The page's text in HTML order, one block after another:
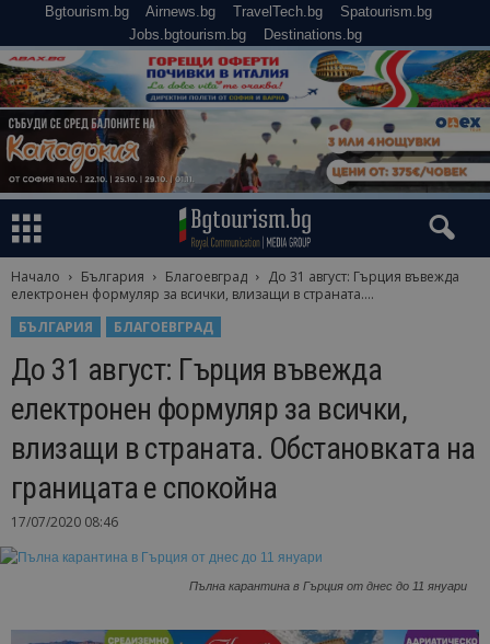
Bgtourism.bg Airnews.bg TravelTech.bg
Spatourism.bg
Jobs.bgtourism.bg
Destinations.bg
Начало България Благоевград
До 31 август: Гърция въвежда
електронен формуляр за всички, влизащи в страната....
БЪЛГАРИЯ
БЛАГОЕВГРАД
До 31 август: Гърция въвежда
електронен формуляр за всички,
влизащи в страната. Обстановката на
границата е спокойна
17/07/2020 08:46
Пълна карантина в Гърция от днес до 11 януари